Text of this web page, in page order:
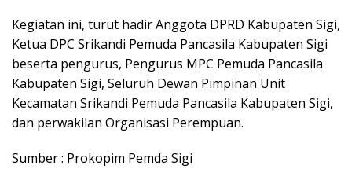
Kegiatan ini, turut hadir Anggota DPRD Kabupaten Sigi,
Ketua DPC Srikandi Pemuda Pancasila Kabupaten Sigi
beserta pengurus, Pengurus MPC Pemuda Pancasila
Kabupaten Sigi, Seluruh Dewan Pimpinan Unit
Kecamatan Srikandi Pemuda Pancasila Kabupaten Sigi,
dan perwakilan Organisasi Perempuan.
Sumber : Prokopim Pemda Sigi